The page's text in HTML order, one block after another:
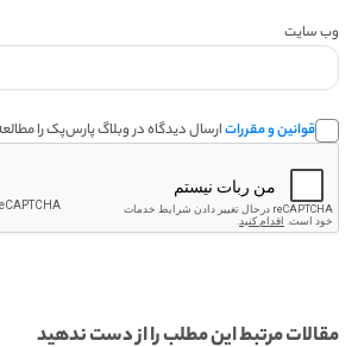
وب‌ سایت
قوانین و مقرراتارسال دیدگاه در وبلاگ پارس‌پک را
مقالات مرتبط این مطلب را از دست ندهید